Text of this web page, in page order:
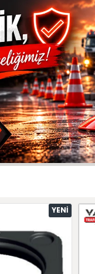
YENI